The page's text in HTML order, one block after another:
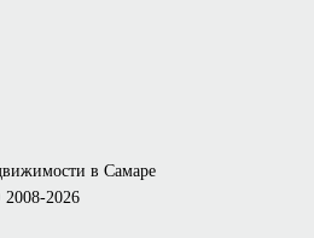
в Самаре
2008-2026